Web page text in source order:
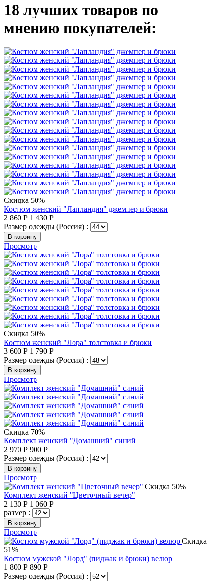
18 лучших товаров по
мнению покупателей:
Скидка 50%
Костюм женский "Лапландия" джемпер и брюки
2 860 Р 1 430 Р
Размер одежды (Россия) :
В корзину
Просмотр
Скидка 50%
Костюм женский "Лора" толстовка и брюки
3 600 Р 1 790 Р
Размер одежды (Россия) :
В корзину
Просмотр
Скидка 70%
Комплект женский "Домашний" синий
2 970 Р 900 Р
Размер одежды (Россия) :
В корзину
Просмотр
Скидка 50%
Комплект женский "Цветочный вечер"
2 130 Р 1 060 Р
размер :
В корзину
Просмотр
Скидка
51%
Костюм мужской "Лорд" (пиджак и брюки) велюр
1 800 Р 890 Р
Размер одежды (Россия) :